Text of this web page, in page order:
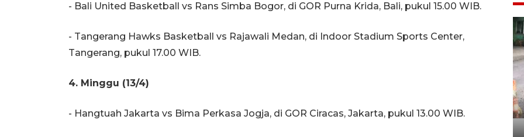
- Bali United Basketball vs Rans Simba Bogor, di GOR Purna Krida, Bali, pukul 15.00 WIB.
- Tangerang Hawks Basketball vs Rajawali Medan, di Indoor Stadium Sports Center,
Tangerang, pukul 17.00 WIB.
4. Minggu (13/4)
- Hangtuah Jakarta vs Bima Perkasa Jogja, di GOR Ciracas, Jakarta, pukul 13.00 WIB.
tetap kewenangan aparat
penegak hukum